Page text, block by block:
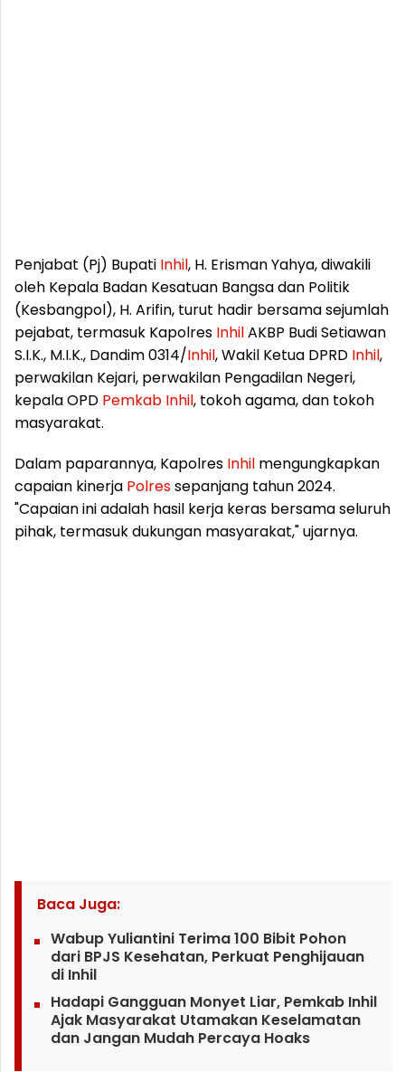
Penjabat (Pj) Bupati Inhil, H. Erisman Yahya, diwakili
oleh Kepala Badan Kesatuan Bangsa dan Politik
(Kesbangpol), H. Arifin, turut hadir bersama sejumlah
pejabat, termasuk Kapolres InhilAKBP Budi Setiawan
S.I.K., M.I.K., Dandim 0314/Inhil, Wakil Ketua DPRD Inhil,
perwakilan Kejari, perwakilan Pengadilan Negeri,
kepala OPD Pemkab Inhil, tokoh agama, dan tokoh
masyarakat.
Dalam paparannya, Kapolres Inhil mengungkapkan
capaian kinerja Polressepanjang tahun 2024.
"Capaian ini adalah hasil kerja keras bersama seluruh
pihak, termasuk dukungan masyarakat," ujarnya.
Baca Juga:
Wabup Yuliantini Terima 100 Bibit Pohon
dari BPJS Kesehatan, Perkuat Penghijauan
di Inhil
Hadapi Gangguan Monyet Liar, Pemkab Inhil
Ajak Masyarakat Utamakan Keselamatan
dan Jangan Mudah Percaya Hoaks